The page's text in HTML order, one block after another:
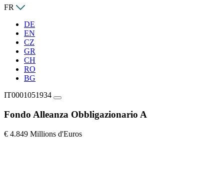
FR
DE
EN
CZ
GR
CH
RO
BG
IT0001051934
Fondo Alleanza Obbligazionario A
€ 4.849 Millions d'Euros